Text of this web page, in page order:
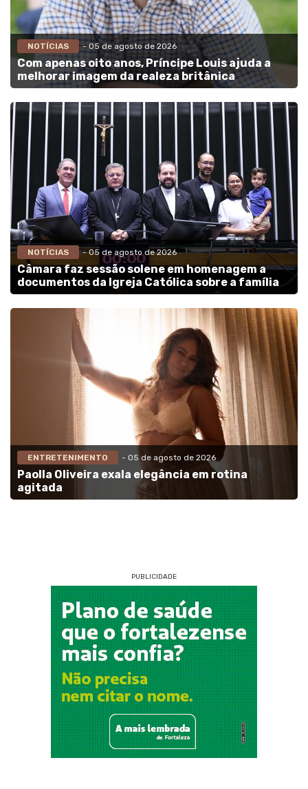
NOTÍCIAS - 05 de agosto de 2026
Com apenas oito anos, Príncipe Louis ajuda a
melhorar imagem da realeza britânica
NOTÍCIAS - 05 de agosto de 2026
Câmara faz sessão solene em homenagem a
documentos da Igreja Católica sobre a família
ENTRETENIMENTO - 05 de agosto de 2026
Paolla Oliveira exala elegância em rotina
agitada
PUBLICIDADE